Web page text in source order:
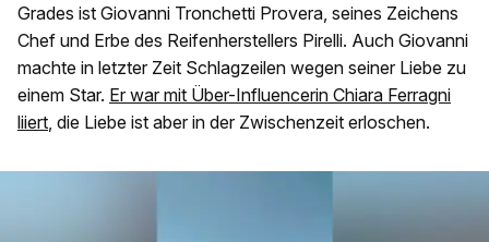
Grades ist Giovanni Tronchetti Provera, seines Zeichens
Chef und Erbe des Reifenherstellers Pirelli. Auch Giovanni
machte in letzter Zeit Schlagzeilen wegen seiner Liebe zu
einem Star. Er war mit Über-Influencerin Chiara Ferragni
liiert, die Liebe ist aber in der Zwischenzeit erloschen.